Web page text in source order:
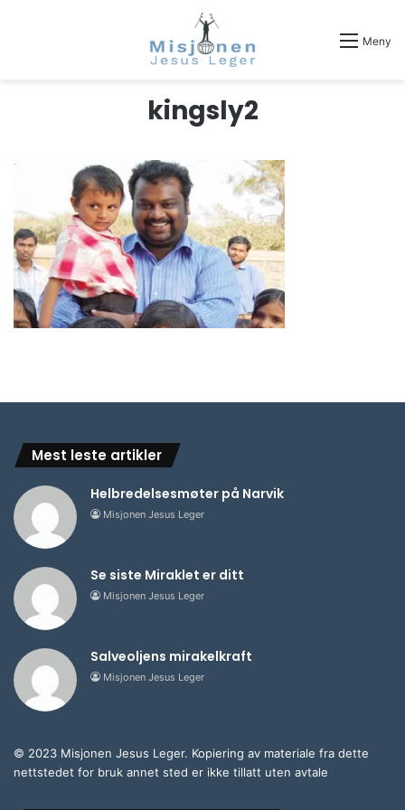
Meny
kingsly2
Mest leste artikler
Helbredelsesmøter på Narvik
Misjonen Jesus Leger
Se siste Miraklet er ditt
Misjonen Jesus Leger
Salveoljens mirakelkraft
Misjonen Jesus Leger
© 2023 Misjonen Jesus Leger. Kopiering av materiale fra dette
nettstedet for bruk annet sted er ikke tillatt uten avtale